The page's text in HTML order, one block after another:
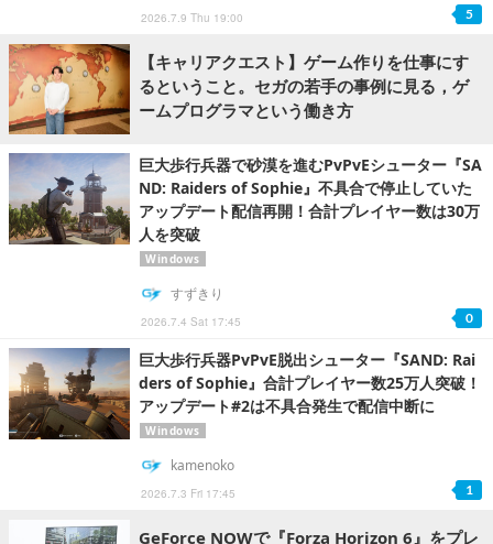
2026.7.9 Thu 19:00 5
【キャリアクエスト】ゲーム作りを仕事にす
るということ。セガの若手の事例に見る，ゲ
ームプログラマという働き方
巨大歩行兵器で砂漠を進むPvPvEシューター『SA
ND: Raiders of Sophie』不具合で停止していた
アップデート配信再開！合計プレイヤー数は30万
人を突破
Windows
2026.7.4 Sat 17:45
すずきり
0
巨大歩行兵器PvPvE脱出シューター『SAND: Rai
ders of Sophie』合計プレイヤー数25万人突破！
アップデート#2は不具合発生で配信中断に
Windows
2026.7.3 Fri 17:45
kamenoko
1
GeForce NOWで『Forza Horizon 6』をプレ